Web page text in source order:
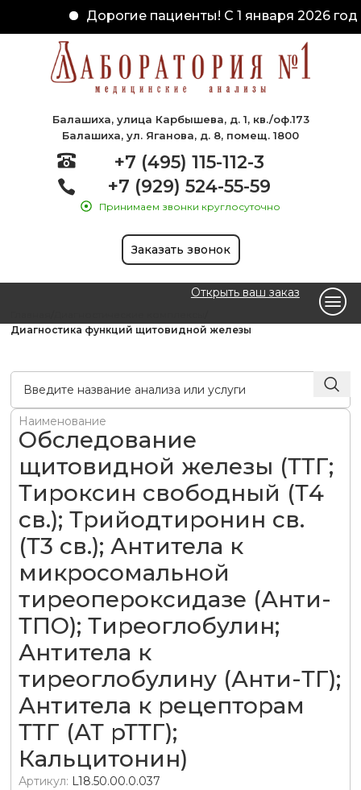
Дорогие пациенты! С 1 января 2026
Балашиха, улица Карбышева, д. 1, кв./оф.173
Балашиха, ул. Яганова, д. 8, помещ. 1800
+7 (495) 115-112-3
+7 (929) 524-55-59
Принимаем звонки круглосуточно
Заказать звонок
Открыть ваш заказ
Диагностика функций щитовидной железы
Наименование
Обследование
щитовидной железы (ТТГ;
Тироксин свободный (Т4
св.); Трийодтиронин св.
(Т3 св.); Антитела к
микросомальной
тиреопероксидазе (Анти-
ТПО); Тиреоглобулин;
Антитела к
тиреоглобулину (Анти-ТГ);
Антитела к рецепторам
ТТГ (АТ рТТГ);
Кальцитонин)
Артикул: L18.50.00.0.037